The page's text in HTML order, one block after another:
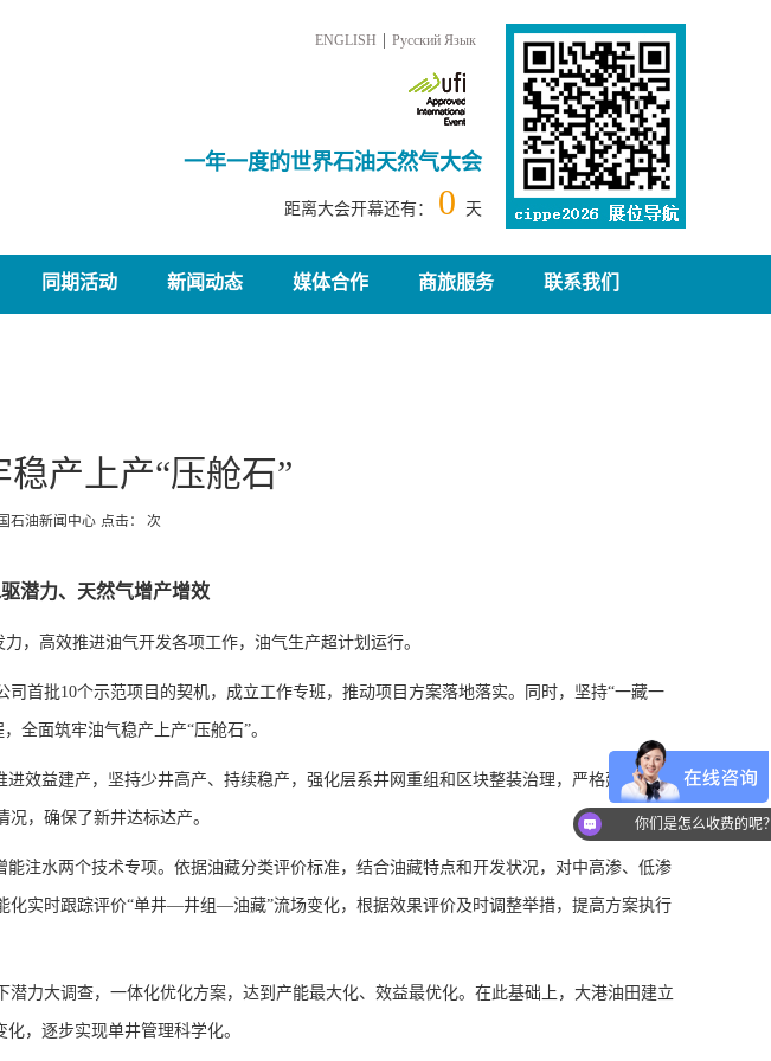
ENGLISH Русский Язык
一年一度的世界石油天然气大会
距离大会开幕还有： 0 天
同期活动 新闻动态 媒体合作 商旅服务 联系我们
产上产“压舱石”
石油新闻中心 点击： 次
潜力、天然气增产增效
，高效推进油气开发各项工作，油气生产超计划运行。
首批10个示范项目的契机，成立工作专班，推动项目方案落地落实。同时，坚持“一藏一
全面筑牢油气稳产上产“压舱石”。
效益建产，坚持少井高产、持续稳产，强化层系井网重组和区块整装治理，严格建产过程
，确保了新井达标达产。
注水两个技术专项。依据油藏分类评价标准，结合油藏特点和开发状况，对中高渗、低渗
实时跟踪评价“单井—井组—油藏”流场变化，根据效果评价及时调整举措，提高方案执行
力大调查，一体化优化方案，达到产能最大化、效益最优化。在此基础上，大港油田建立
，逐步实现单井管理科学化。
你们是怎么收费的呢